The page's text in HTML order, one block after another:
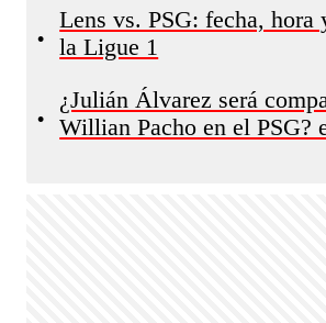
•
Lens vs. PSG: fecha, hora
la Ligue 1
•
¿Julián Álvarez será
Willian Pacho en el PSG?